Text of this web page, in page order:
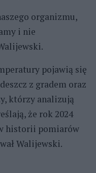
organizmu,
i nie
pojawią się
z gradem oraz
którzy analizują
że rok 2024
historii pomiarów
Walijewski.